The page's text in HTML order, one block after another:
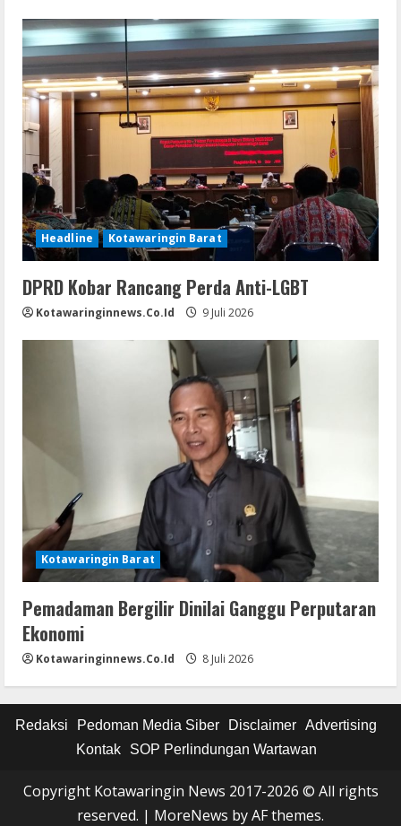
Headline Kotawaringin Barat
DPRD Kobar Rancang Perda Anti-LGBT
Kotawaringinnews.co.id 9 Juli 2026
Kotawaringin Barat
Pemadaman Bergilir Dinilai Ganggu Perputaran
Ekonomi
Kotawaringinnews.co.id 8 Juli 2026
Redaksi Pedoman Media Siber Disclaimer Advertising
Kontak
SOP Perlindungan Wartawan
Copyright Kotawaringin News 2017-2026 © All rights
reserved. | MoreNews by AF themes.